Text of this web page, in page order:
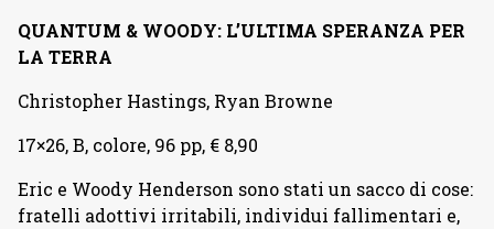
QUANTUM & WOODY: L’ULTIMA SPERANZA PER
LA TERRA
Christopher Hastings, Ryan Browne
17×26, B, colore, 96 pp, € 8,90
Eric e Woody Henderson sono stati un sacco di cose:
fratelli adottivi irritabili, individui fallimentari e,